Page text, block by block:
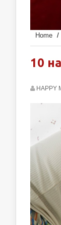
Home /
10
HAPPY